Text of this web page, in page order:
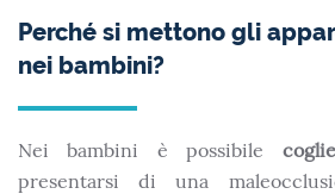
Perché si mettono gli
nei bambini?
Nei bambini è possibile
presentarsi di una